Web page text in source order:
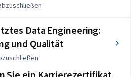
Data Engineering:
und Qualität